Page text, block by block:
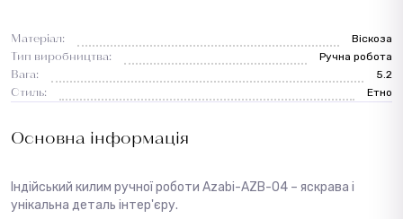
Основна інформація
Індійський килим ручної роботи Azabi-AZB-04 – яскрава і
унікальна деталь інтер'єру.
Матеріал:
Віскоза
Тип виробництва:
Ручна робота
Вага:
5.2
Стиль:
Етно